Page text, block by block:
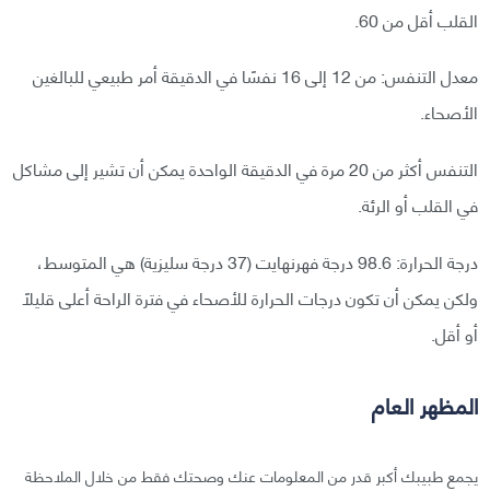
القلب أقل من 60.
معدل التنفس: من 12 إلى 16 نفسًا في الدقيقة أمر طبيعي للبالغين
الأصحاء.
التنفس أكثر من 20 مرة في الدقيقة الواحدة يمكن أن تشير إلى مشاكل
في القلب أو الرئة.
درجة الحرارة: 98.6 درجة فهرنهايت (37 درجة سليزية) هي المتوسط،
ولكن يمكن أن تكون درجات الحرارة للأصحاء في فترة الراحة أعلى قليلًا
أو أقل.
المظهر العام
يجمع طبيبك أكبر قدر من المعلومات عنك وصحتك فقط من خلال الملاحظة